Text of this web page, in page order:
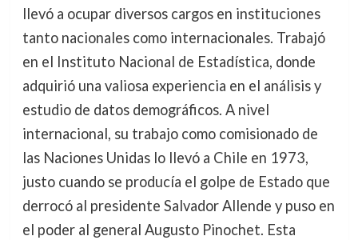
llevó a ocupar diversos cargos en instituciones
tanto nacionales como internacionales. Trabajó
en el Instituto Nacional de Estadística, donde
adquirió una valiosa experiencia en el análisis y
estudio de datos demográficos. A nivel
internacional, su trabajo como comisionado de
las Naciones Unidas lo llevó a Chile en 1973,
justo cuando se producía el golpe de Estado que
derrocó al presidente Salvador Allende y puso en
el poder al general Augusto Pinochet. Esta